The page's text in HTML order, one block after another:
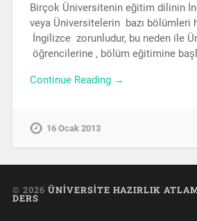
Birçok Üniversitenin eğitim dilinin
veya Üniversitelerin bazı bölümleri
İngilizce zorunludur, bu neden ile
öğrencilerine , bölüm eğitimine
Continue Reading →
16 Ocak 2013
© 2026 ÜNIVERSITE HAZIRLIK
DERS